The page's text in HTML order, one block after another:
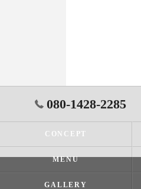
080-1428-2285
CONCEPT
MENU
GALLERY